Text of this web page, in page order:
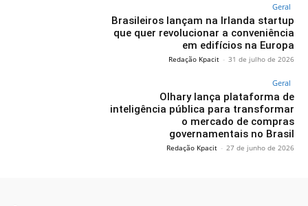
Geral
Brasileiros lançam na Irlanda startup
que quer revolucionar a conveniência
em edifícios na Europa
Redação Kpacit - 31 de julho de 2026
Geral
Olhary lança plataforma de
inteligência pública para transformar
o mercado de compras
governamentais no Brasil
Redação Kpacit - 27 de junho de 2026